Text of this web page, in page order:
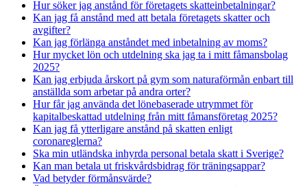
Hur söker jag anstånd för företagets skatteinbetalningar?
Kan jag få anstånd med att betala företagets skatter och
avgifter?
Kan jag förlänga anståndet med inbetalning av moms?
Hur mycket lön och utdelning ska jag ta i mitt fåmansbolag
2025?
Kan jag erbjuda årskort på gym som naturaförmån enbart till
anställda som arbetar på andra orter?
Hur får jag använda det lönebaserade utrymmet för
kapitalbeskattad utdelning från mitt fåmansföretag 2025?
Kan jag få ytterligare anstånd på skatten enligt
coronareglerna?
Ska min utländska inhyrda personal betala skatt i Sverige?
Kan man betala ut friskvårdsbidrag för träningsappar?
Vad betyder förmånsvärde?